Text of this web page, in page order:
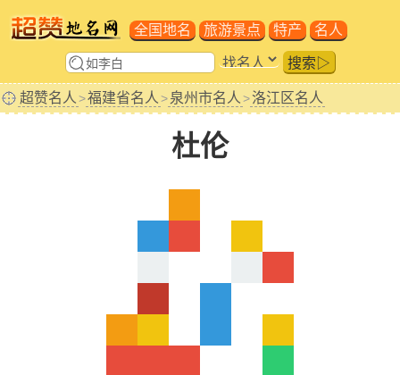
全国地名 旅游景点 特产 名人
搜索▷
超赞名人 >福建省名人 >泉州市名人 >洛江区名人
杜伦